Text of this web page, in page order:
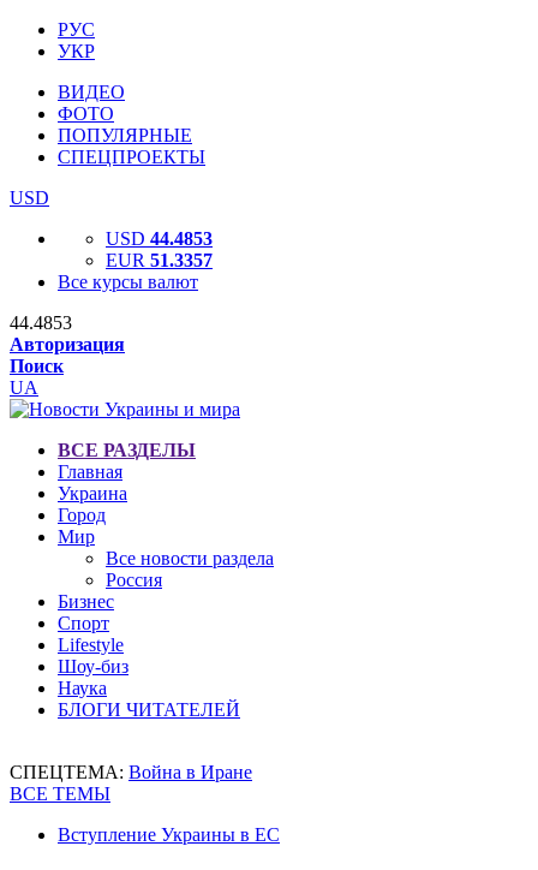
РУС
УКР
ВИДЕО
ФОТО
ПОПУЛЯРНЫЕ
СПЕЦПРОЕКТЫ
USD
USD 44.4853
EUR 51.3357
Все курсы валют
44.4853
Авторизация
Поиск
UA
ВСЕ РАЗДЕЛЫ
Главная
Украина
Город
Мир
Все новости раздела
Россия
Бизнес
Спорт
Lifestyle
Шоу-биз
Наука
БЛОГИ ЧИТАТЕЛЕЙ
СПЕЦТЕМА: Война в Иране
ВСЕ ТЕМЫ
Вступление Украины в ЕС